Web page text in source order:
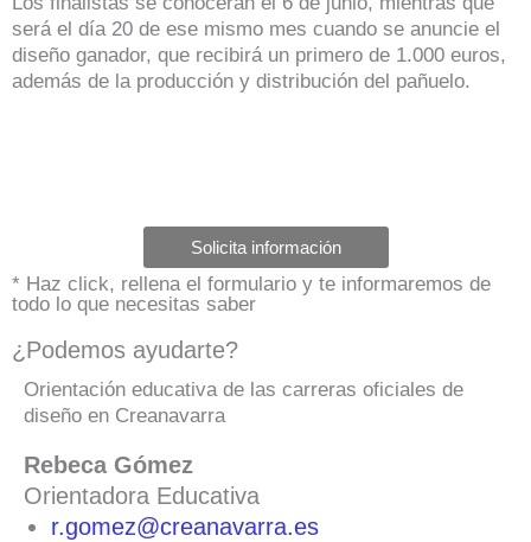
será el día 20 de ese mismo mes cuando se anuncie el
diseño ganador, que recibirá un primero de 1.000 euros,
además de la producción y distribución del pañuelo.
Solicita información
* Haz click, rellena el formulario y te informaremos de
todo lo que necesitas saber
¿Podemos ayudarte?
Orientación educativa de las carreras oficiales de
diseño en Creanavarra
Rebeca Gómez
Orientadora Educativa
r.gomez@creanavarra.es